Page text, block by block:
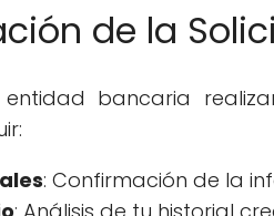
de la
bancaria
: Confirmación de la